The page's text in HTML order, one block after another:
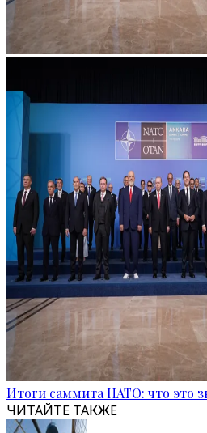
Итоги саммита НАТО: что это
ЧИТАЙТЕ ТАКЖЕ